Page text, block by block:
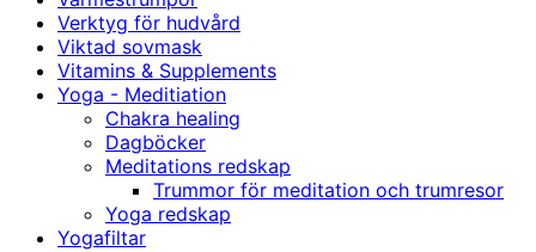
Verktyg för hudvård
Viktad sovmask
Vitamins & Supplements
Yoga - Meditiation
Chakra healing
Dagböcker
Meditations redskap
Trummor för meditation och trumresor
Yoga redskap
Yogafiltar